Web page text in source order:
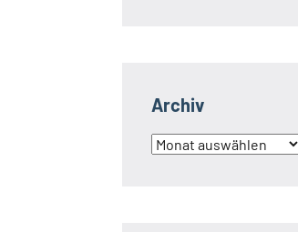
Archiv
Archiv